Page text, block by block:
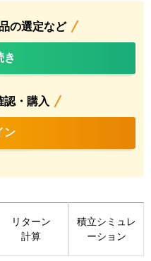
の選定など
き
認・購入
ン
リターン
計算
積立シミュレ
ーション